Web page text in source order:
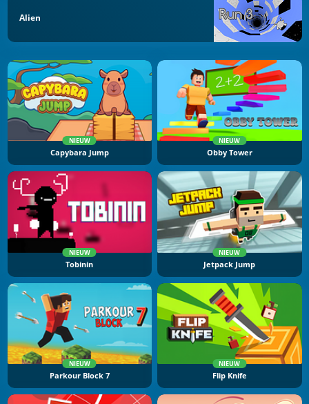
Alien
NIEUW
Capybara Jump
NIEUW
Obby Tower
NIEUW
Tobinin
NIEUW
Jetpack Jump
NIEUW
Parkour Block 7
NIEUW
Flip Knife